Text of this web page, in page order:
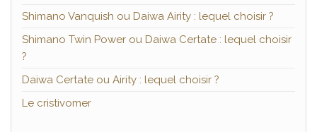
Shimano Vanquish ou Daiwa Airity : lequel choisir ?
Shimano Twin Power ou Daiwa Certate : lequel choisir
?
Daiwa Certate ou Airity : lequel choisir ?
Le cristivomer